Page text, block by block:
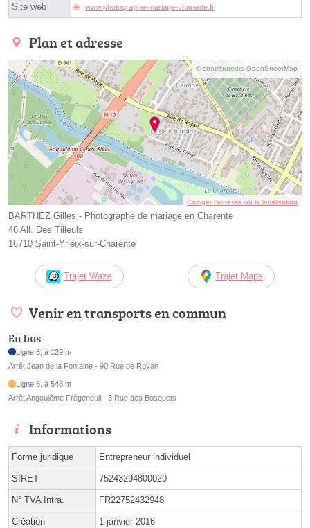
Site web www.photographe-mariage-charente.fr
Plan et adresse
© contributeurs OpenStreetMap
Corriger l’adresse ou la localisation
BARTHEZ Gilles - Photographe de mariage en Charente
46 All. Des Tilleuls
16710 Saint-Yrieix-sur-Charente
Trajet Waze Trajet Maps
Venir en transports en commun
En bus
Ligne 5, à 129 m
Arrêt Jean de la Fontaine - 90 Rue de Royan
Ligne 6, à 546 m
Arrêt Angoulême Frégeneuil - 3 Rue des Bosquets
Informations
Forme juridique Entrepreneur individuel
SIRET 75243294800020
N° TVA Intra. FR22752432948
Création 1 janvier 2016